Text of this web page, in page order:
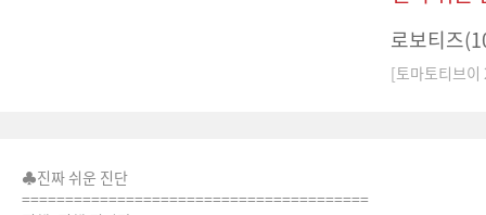
로보티즈
[토마토티브
♣진짜 쉬운 진단
========================================